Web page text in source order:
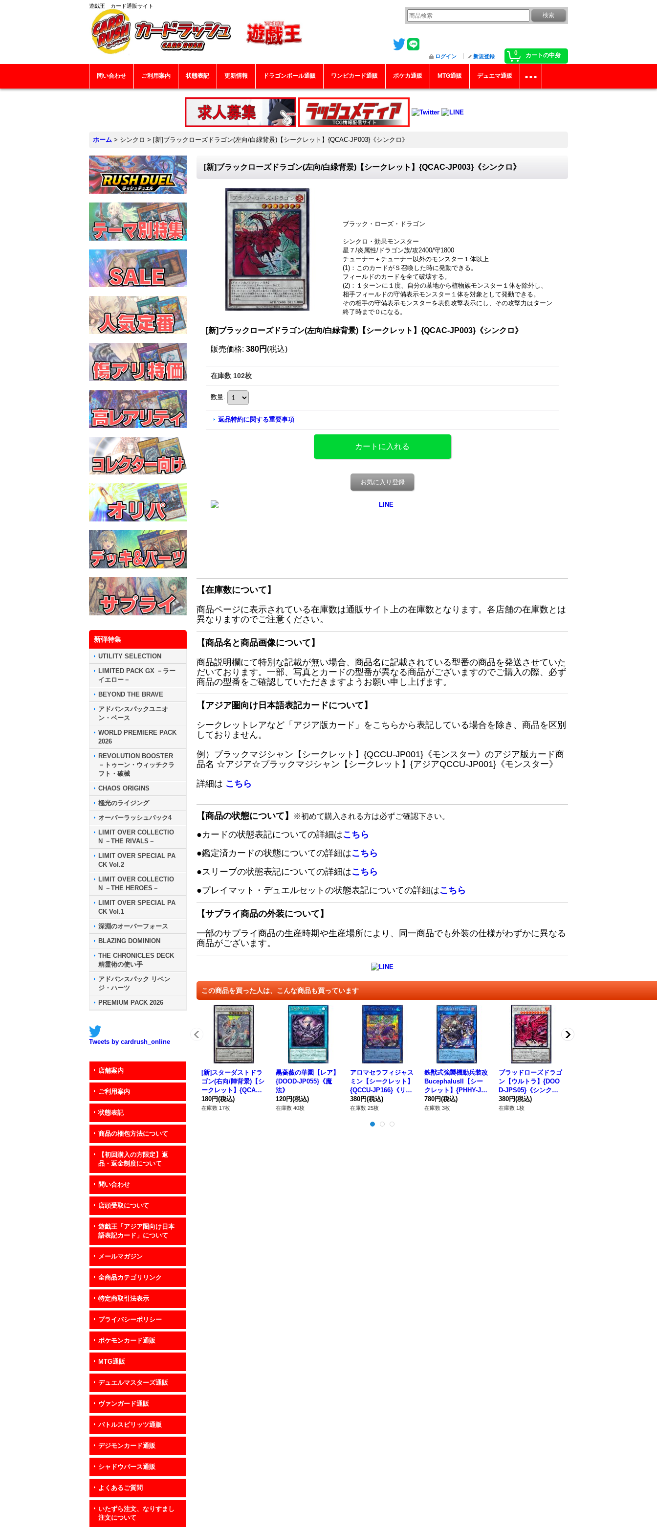
遊戯王 カード通販サイト
0 カートの中身
ログイン 新規登録
問い合わせ ご利用案内 状態表記 更新情報 ドラゴンボール通販 ワンピカード通販 ポケカ通販 MTG通販 デュエマ通販
ホーム > シンクロ > [新]ブラックローズドラゴン(左向/白緑背景)【シークレット】{QCAC-JP003}《シンクロ》
新弾特集
UTILITY SELECTION
LIMITED PACK GX －ラー
イエロー－
BEYOND THE BRAVE
アドバンスパックユニオ
ン・ベース
WORLD PREMIERE PACK
2026
REVOLUTION BOOSTER
－トゥーン・ウィッチクラ
フト・破械
CHAOS ORIGINS
極光のライジング
オーバーラッシュパック4
LIMIT OVER COLLECTIO
N －THE RIVALS－
LIMIT OVER SPECIAL PA
CK Vol.2
LIMIT OVER COLLECTIO
N －THE HEROES－
LIMIT OVER SPECIAL PA
CK Vol.1
深淵のオーバーフォース
BLAZING DOMINION
THE CHRONICLES DECK
精霊術の使い手
アドバンスパック リベン
ジ・ハーツ
PREMIUM PACK 2026
Tweets by cardrush_online
店舗案内
ご利用案内
状態表記
商品の梱包方法について
【初回購入の方限定】返
品・返金制度について
問い合わせ
店頭受取について
遊戯王「アジア圏向け日本
語表記カード」について
メールマガジン
全商品カテゴリリンク
特定商取引法表示
プライバシーポリシー
ポケモンカード通販
MTG通販
デュエルマスターズ通販
ヴァンガード通販
バトルスピリッツ通販
デジモンカード通販
シャドウバース通販
よくあるご質問
いたずら注文、なりすまし
注文について
[新]ブラックローズドラゴン(左向/白緑背景)【シークレット】{QCAC-JP003}《シンクロ》
ブラック・ローズ・ドラゴン
シンクロ・効果モンスター
星７/炎属性/ドラゴン族/攻2400/守1800
チューナー＋チューナー以外のモンスター１体以上
(1)：このカードがＳ召喚した時に発動できる。
フィールドのカードを全て破壊する。
(2)：１ターンに１度、自分の墓地から植物族モンスター１体を除外し、
相手フィールドの守備表示モンスター１体を対象として発動できる。
その相手の守備表示モンスターを表側攻撃表示にし、その攻撃力はターン
終了時まで０になる。
[新]ブラックローズドラゴン(左向/白緑背景)【シークレット】{QCAC-JP003}《シンクロ》
販売価格: 380円 (税込)
在庫数 102枚
数量:
返品特約に関する重要事項
お気に入り登録
【在庫数について】
商品ページに表示されている在庫数は通販サイト上の在庫数となります。各店舗の在庫数とは
異なりますのでご注意ください。
【商品名と商品画像について】
商品説明欄にて特別な記載が無い場合、商品名に記載されている型番の商品を発送させていた
だいております。一部、写真とカードの型番が異なる商品がございますのでご購入の際、必ず
商品の型番をご確認していただきますようお願い申し上げます。
【アジア圏向け日本語表記カードについて】
シークレットレアなど「アジア版カード」をこちらから表記している場合を除き、商品を区別
しておりません。
例）ブラックマジシャン【シークレット】{QCCU-JP001}《モンスター》のアジア版カード商
品名 ☆アジア☆ブラックマジシャン【シークレット】{アジアQCCU-JP001}《モンスター》
詳細は こちら
【商品の状態について】 ※初めて購入される方は必ずご確認下さい。
●カードの状態表記についての詳細はこちら
●鑑定済カードの状態についての詳細はこちら
●スリーブの状態表記についての詳細はこちら
●プレイマット・デュエルセットの状態表記についての詳細はこちら
【サプライ商品の外装について】
一部のサプライ商品の生産時期や生産場所により、同一商品でも外装の仕様がわずかに異なる
商品がございます。
この商品を買った人は、こんな商品も買っています
[新]スターダストドラ
ゴン(右向/陣背景)【シ
ークレット】{QCAC-J
P033}《シンクロ》
180円(税込)
在庫数 17枚
黒薔薇の華園【レア】
{DOOD-JP055}《魔
法》
120円(税込)
在庫数 40枚
アロマセラフィジャス
ミン【シークレット】
{QCCU-JP166}《リン
ク》
380円(税込)
在庫数 25枚
鉄獣式強襲機動兵装改
BucephalusII【シー
クレット】{PHHY-JP0
48}《リンク》
780円(税込)
在庫数 3枚
ブラッドローズドラゴ
ン【ウルトラ】{DOO
D-JPS05}《シンク
ロ》
380円(税込)
在庫数 1枚